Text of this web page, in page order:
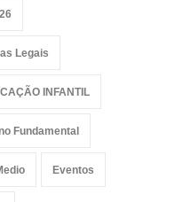
Legais
INFANTIL
Fundamental
Eventos